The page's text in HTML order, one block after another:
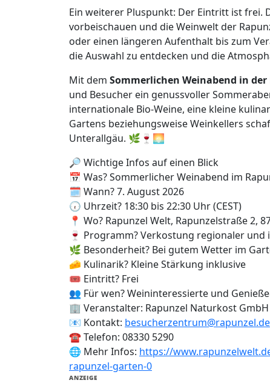
Ein weiterer Pluspunkt: Der Eintritt ist
vorbeischauen und die Weinwelt der
oder einen längeren Aufenthalt bis zum
die Auswahl zu entdecken und die
Mit dem Sommerlichen Weinabend in der
und Besucher ein genussvoller
internationale Bio-Weine, eine kleine
Gartens beziehungsweise Weinkellers
Unterallgäu. 🌿🍷🌅
🔎 Wichtige Infos auf einen Blick
📅 Was? Sommerlicher Weinabend im
🗓️ Wann? 7. August 2026
🕡 Uhrzeit? 18:30 bis 22:30 Uhr (CEST)
📍 Wo? Rapunzel Welt, Rapunzelstraße 2,
🍷 Programm? Verkostung regionaler
🌿 Besonderheit? Bei gutem Wetter im
🧀 Kulinarik? Kleine Stärkung inklusive
🎟️ Eintritt? Frei
👥 Für wen? Weininteressierte und
🏢 Veranstalter: Rapunzel Naturkost GmbH
📧 Kontakt: besucherzentrum@rapunzel.de
☎️ Telefon: 08330 5290
🌐 Mehr Infos: https://
rapunzel-garten-0
ANZEIGE